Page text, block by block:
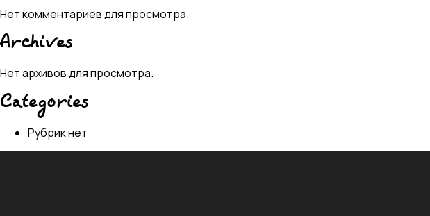
Нет комментариев для просмотра.
Archives
Нет архивов для просмотра.
Categories
Рубрик нет